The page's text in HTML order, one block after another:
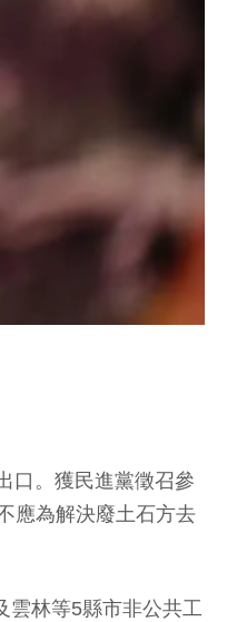
口。獲民進黨徵召參
應為解決廢土石方去
雲林等5縣市非公共工